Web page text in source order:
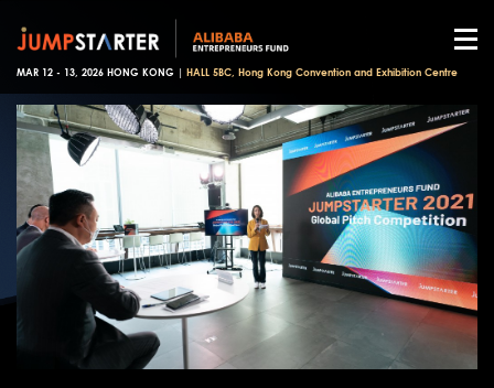
MAR 12 - 13, 2026 HONG KONG | HALL 5BC, Hong Kong Convention and Exhibition Centre